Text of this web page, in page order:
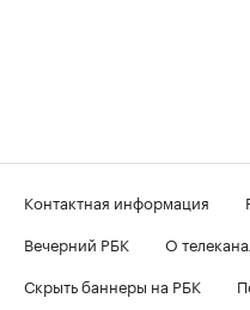
Контактная информация
Вечерний РБК
О
Скрыть баннеры на РБК